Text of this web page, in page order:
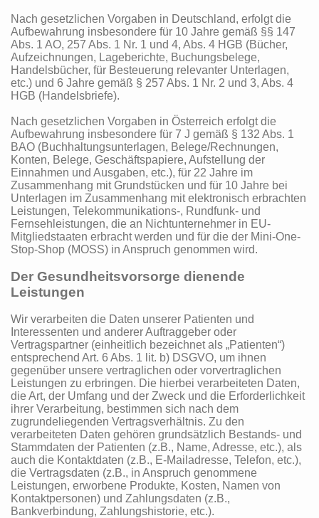
Nach gesetzlichen Vorgaben in Deutschland, erfolgt die
Aufbewahrung insbesondere für 10 Jahre gemäß §§ 147
Abs. 1 AO, 257 Abs. 1 Nr. 1 und 4, Abs. 4 HGB (Bücher,
Aufzeichnungen, Lageberichte, Buchungsbelege,
Handelsbücher, für Besteuerung relevanter Unterlagen,
etc.) und 6 Jahre gemäß § 257 Abs. 1 Nr. 2 und 3, Abs. 4
HGB (Handelsbriefe).
Nach gesetzlichen Vorgaben in Österreich erfolgt die
Aufbewahrung insbesondere für 7 J gemäß § 132 Abs. 1
BAO (Buchhaltungsunterlagen, Belege/Rechnungen,
Konten, Belege, Geschäftspapiere, Aufstellung der
Einnahmen und Ausgaben, etc.), für 22 Jahre im
Zusammenhang mit Grundstücken und für 10 Jahre bei
Unterlagen im Zusammenhang mit elektronisch erbrachten
Leistungen, Telekommunikations-, Rundfunk- und
Fernsehleistungen, die an Nichtunternehmer in EU-
Mitgliedstaaten erbracht werden und für die der Mini-One-
Stop-Shop (MOSS) in Anspruch genommen wird.
Der Gesundheitsvorsorge dienende
Leistungen
Wir verarbeiten die Daten unserer Patienten und
Interessenten und anderer Auftraggeber oder
Vertragspartner (einheitlich bezeichnet als „Patienten“)
entsprechend Art. 6 Abs. 1 lit. b) DSGVO, um ihnen
gegenüber unsere vertraglichen oder vorvertraglichen
Leistungen zu erbringen. Die hierbei verarbeiteten Daten,
die Art, der Umfang und der Zweck und die Erforderlichkeit
ihrer Verarbeitung, bestimmen sich nach dem
zugrundeliegenden Vertragsverhältnis. Zu den
verarbeiteten Daten gehören grundsätzlich Bestands- und
Stammdaten der Patienten (z.B., Name, Adresse, etc.), als
auch die Kontaktdaten (z.B., E-Mailadresse, Telefon, etc.),
die Vertragsdaten (z.B., in Anspruch genommene
Leistungen, erworbene Produkte, Kosten, Namen von
Kontaktpersonen) und Zahlungsdaten (z.B.,
Bankverbindung, Zahlungshistorie, etc.).